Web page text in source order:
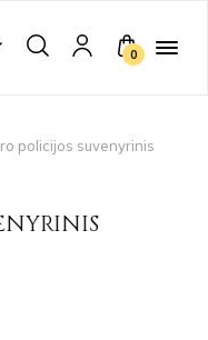
0
policijos suvenyrinis